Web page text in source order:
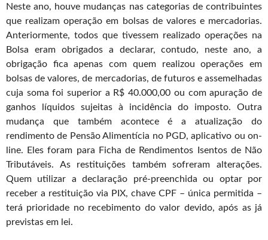
Neste ano, houve mudanças nas categorias de contribuintes
que realizam operação em bolsas de valores e mercadorias.
Anteriormente, todos que tivessem realizado operações na
Bolsa eram obrigados a declarar, contudo, neste ano, a
obrigação fica apenas com quem realizou operações em
bolsas de valores, de mercadorias, de futuros e assemelhadas
cuja soma foi superior a R$ 40.000,00 ou com apuração de
ganhos líquidos sujeitas à incidência do imposto. Outra
mudança que também acontece é a atualização do
rendimento de Pensão Alimentícia no PGD, aplicativo ou on-
line. Eles foram para Ficha de Rendimentos Isentos de Não
Tributáveis. As restituições também sofreram alterações.
Quem utilizar a declaração pré-preenchida ou optar por
receber a restituição via PIX, chave CPF – única permitida –
terá prioridade no recebimento do valor devido, após as já
previstas em lei.